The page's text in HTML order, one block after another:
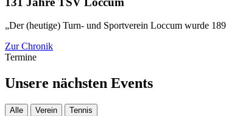
„Der (heutige) Turn- und Sportverein Loccum wurde
Zur Chronik
Termine
Unsere nächsten Events
Alle Verein Tennis